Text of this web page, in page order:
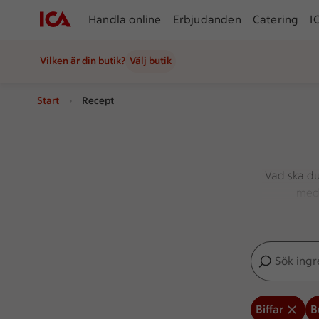
Handla online Erbjudanden Catering
Vilken är din butik? Välj butik
Start Recept
Vad ska
Sök
Inga förslag
Biffar